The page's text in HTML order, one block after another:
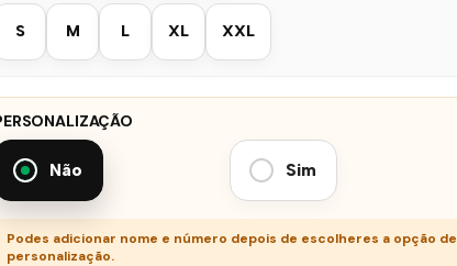
S M L XL XXL
Não Sim
Podes adicionar nome e número depois de escolheres a opção de
personalização.